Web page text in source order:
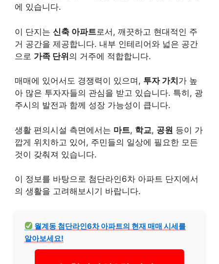
에 있습니다.
이 단지는 신축 아파트로서, 깨끗하고 현대적인 주
거 공간을 제공합니다. 내부 인테리어와 넓은 공간
으로 가족 단위의 거주에 적합합니다.
매매에 있어서도 경쟁력이 있으며, 투자 가치 가 높
아 많은 투자자들의 관심을 받고 있습니다. 특히, 광
주시의 발전과 함께 성장 가능성이 큽니다.
생활 편의시설 측면에서는 마트, 학교, 공원 등이 가
깝게 위치하고 있어, 주민들의 일상에 필요한 모든
것이 갖춰져 있습니다.
이 정보를 바탕으로 첨단라인6차 아파트 단지에서
의 생활을 고려해보시기 바랍니다.
월계동 첨단라인6차 아파트의 현재 매매 시세를
알아보세요!